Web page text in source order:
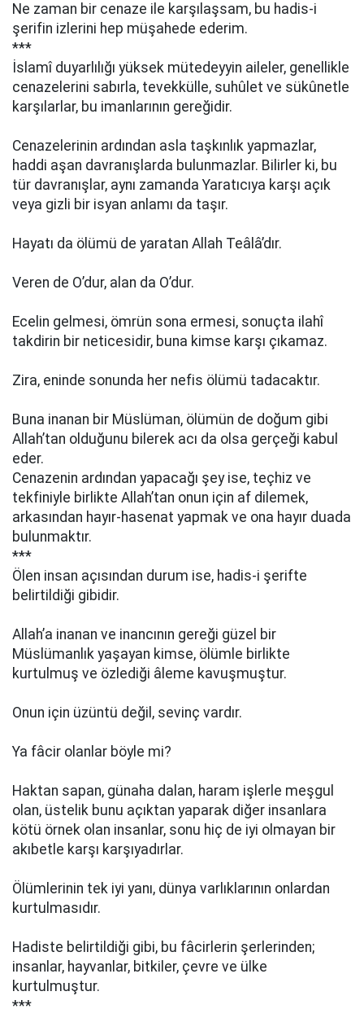
Ne zaman bir cenaze ile karşılaşsam, bu hadis-i
şerifin izlerini hep müşahede ederim.
***
İslamî duyarlılığı yüksek mütedeyyin aileler, genellikle
cenazelerini sabırla, tevekkülle, suhûlet ve sükûnetle
karşılarlar, bu imanlarının gereğidir.
Cenazelerinin ardından asla taşkınlık yapmazlar,
haddi aşan davranışlarda bulunmazlar. Bilirler ki, bu
tür davranışlar, aynı zamanda Yaratıcıya karşı açık
veya gizli bir isyan anlamı da taşır.
Hayatı da ölümü de yaratan Allah Teâlâ’dır.
Veren de O’dur, alan da O’dur.
Ecelin gelmesi, ömrün sona ermesi, sonuçta ilahî
takdirin bir neticesidir, buna kimse karşı çıkamaz.
Zira, eninde sonunda her nefis ölümü tadacaktır.
Buna inanan bir Müslüman, ölümün de doğum gibi
Allah’tan olduğunu bilerek acı da olsa gerçeği kabul
eder.
Cenazenin ardından yapacağı şey ise, teçhiz ve
tekfiniyle birlikte Allah’tan onun için af dilemek,
arkasından hayır-hasenat yapmak ve ona hayır duada
bulunmaktır.
***
Ölen insan açısından durum ise, hadis-i şerifte
belirtildiği gibidir.
Allah’a inanan ve inancının gereği güzel bir
Müslümanlık yaşayan kimse, ölümle birlikte
kurtulmuş ve özlediği âleme kavuşmuştur.
Onun için üzüntü değil, sevinç vardır.
Ya fâcir olanlar böyle mi?
Haktan sapan, günaha dalan, haram işlerle meşgul
olan, üstelik bunu açıktan yaparak diğer insanlara
kötü örnek olan insanlar, sonu hiç de iyi olmayan bir
akıbetle karşı karşıyadırlar.
Ölümlerinin tek iyi yanı, dünya varlıklarının onlardan
kurtulmasıdır.
Hadiste belirtildiği gibi, bu fâcirlerin şerlerinden;
insanlar, hayvanlar, bitkiler, çevre ve ülke
kurtulmuştur.
***